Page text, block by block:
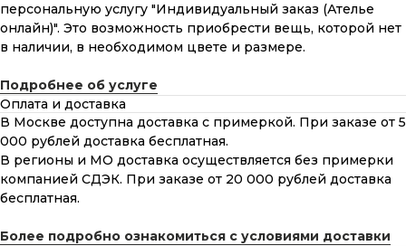
персональную услугу "Индивидуальный заказ (Ателье
онлайн)". Это возможность приобрести вещь, которой нет
в наличии, в необходимом цвете и размере.
Подробнее об услуге
Оплата и доставка
В Москве доступна доставка с примеркой. При заказе от 5
000 рублей доставка бесплатная.
В регионы и МО доставка осуществляется без примерки
компанией СДЭК. При заказе от 20 000 рублей доставка
бесплатная.
Более подробно ознакомиться с условиями доставки